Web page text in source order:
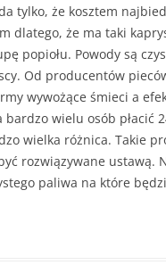
tylko, że kosztem
dlatego, że ma taki
popiołu. Powody są
Od producentów
wywożące śmieci a
wielu osób płacić
wielka różnica. Takie
rozwiązywane ustawą.
paliwa na które